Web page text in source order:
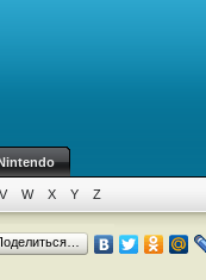
V W X Y Z